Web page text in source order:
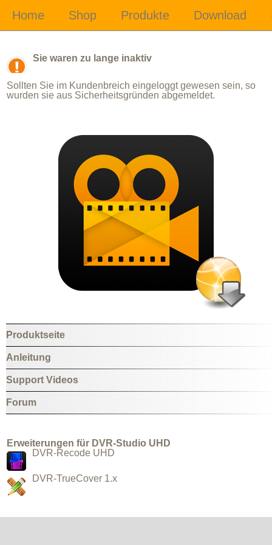
Sie waren zu lange inaktiv
Sollten Sie im Kundenbreich eingeloggt gewesen sein, so
wurden sie aus Sicherheitsgründen abgemeldet.
Produktseite
Anleitung
Support Videos
Forum
Erweiterungen für DVR-Studio UHD
DVR-Recode UHD
DVR-TrueCover 1.x